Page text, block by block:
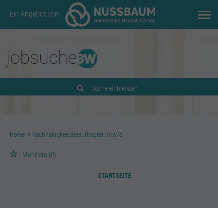
Ein Angebot von
Suche einblenden
Home Nachhaltigkeitsbeauftragter m/w/d
Merkliste (0)
STARTSEITE